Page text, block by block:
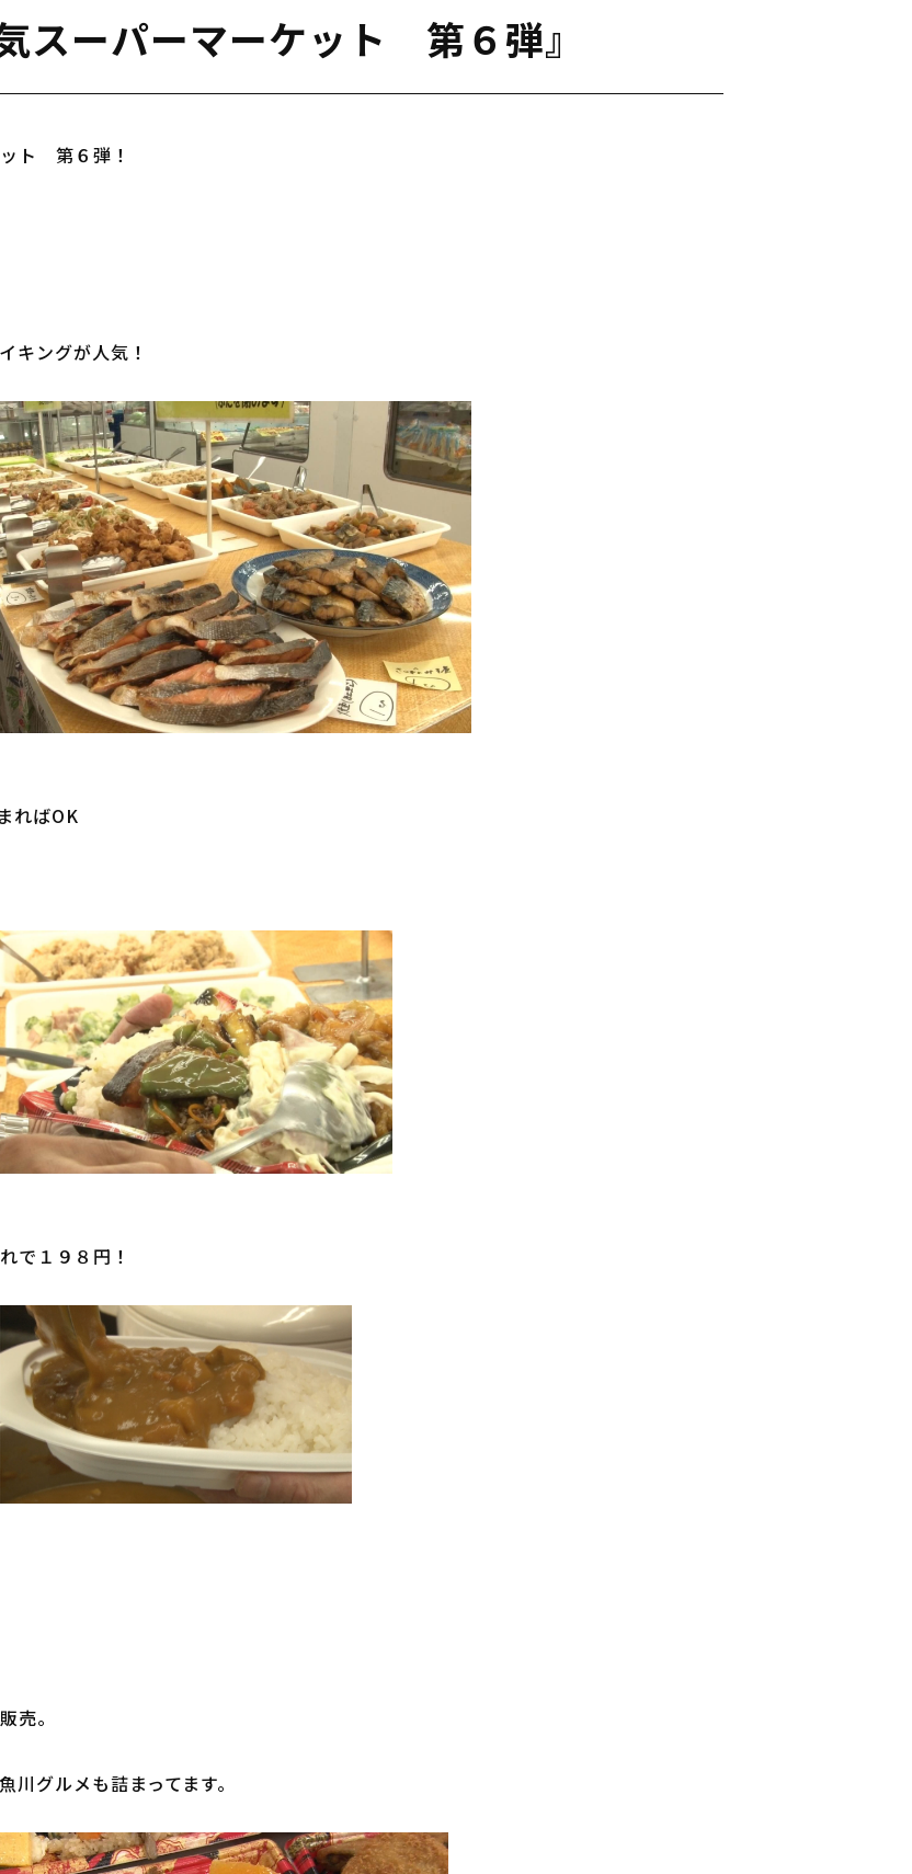
スーパーマーケット 第６弾』
ト　第６弾！
キングが人気！
ればOK
で１９８円！
売。
グルメも詰まってます。